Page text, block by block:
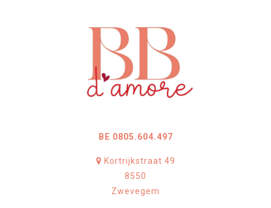
BE 0805.604.497
Kortrijkstraat 49
8550
Zwevegem